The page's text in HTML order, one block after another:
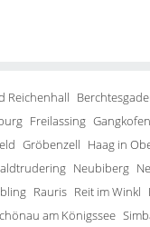
Reichenhall
Freilassing Gangkofen
Gröbenzell Haag in
Neubiberg
Rauris Reit im Winkl
am Königssee